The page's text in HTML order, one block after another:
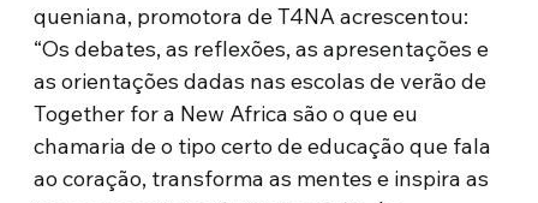
queniana, promotora de T4NA acrescentou:
“Os debates, as reflexões, as apresentações e
as orientações dadas nas escolas de verão de
Together for a New Africa são o que eu
chamaria de o tipo certo de educação que fala
ao coração, transforma as mentes e inspira as